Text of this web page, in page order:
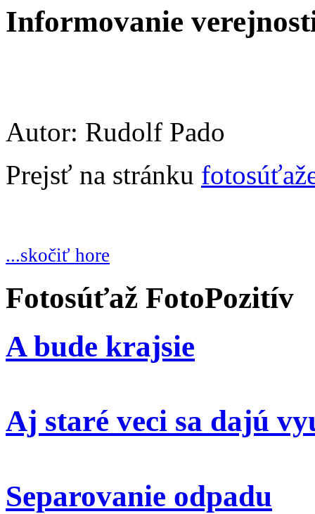
Informovanie
Autor: Rudolf Pado
Prejsť na stránku
...skočiť hore
Fotosúťaž FotoPozitív
A bude krajsie
Aj staré veci sa dajú
Separovanie odpadu